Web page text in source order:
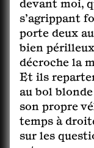
devant moi,
s’agrippant
porte deux
bien
décroche la
Et ils
au bol
son propre
temps à
sur les